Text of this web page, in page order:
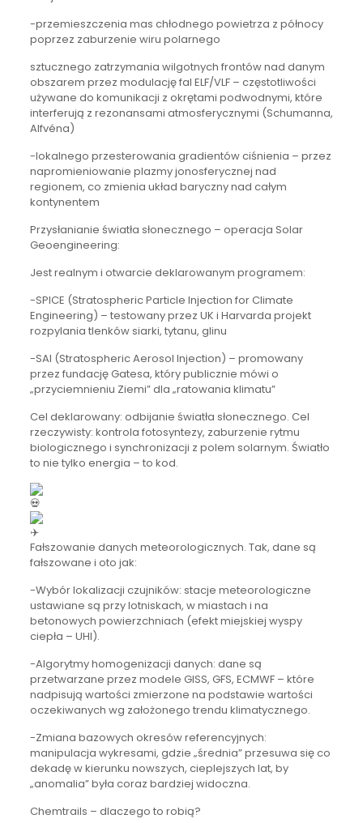
-przemieszczenia mas chłodnego powietrza z północy
poprzez zaburzenie wiru polarnego
sztucznego zatrzymania wilgotnych frontów nad danym
obszarem przez modulację fal ELF/VLF – częstotliwości
używane do komunikacji z okrętami podwodnymi, które
interferują z rezonansami atmosferycznymi (Schumanna,
Alfvéna)
-lokalnego przesterowania gradientów ciśnienia – przez
napromieniowanie plazmy jonosferycznej nad
regionem, co zmienia układ baryczny nad całym
kontynentem
Przysłanianie światła słonecznego – operacja Solar
Geoengineering:
Jest realnym i otwarcie deklarowanym programem:
-SPICE (Stratospheric Particle Injection for Climate
Engineering) – testowany przez UK i Harvarda projekt
rozpylania tlenków siarki, tytanu, glinu
-SAI (Stratospheric Aerosol Injection) – promowany
przez fundację Gatesa, który publicznie mówi o
„przyciemnieniu Ziemi” dla „ratowania klimatu”
Cel deklarowany: odbijanie światła słonecznego. Cel
rzeczywisty: kontrola fotosyntezy, zaburzenie rytmu
biologicznego i synchronizacji z polem solarnym. Światło
to nie tylko energia – to kod.
Fałszowanie danych meteorologicznych. Tak, dane są
fałszowane i oto jak:
-Wybór lokalizacji czujników: stacje meteorologiczne
ustawiane są przy lotniskach, w miastach i na
betonowych powierzchniach (efekt miejskiej wyspy
ciepła – UHI).
-Algorytmy homogenizacji danych: dane są
przetwarzane przez modele GISS, GFS, ECMWF – które
nadpisują wartości zmierzone na podstawie wartości
oczekiwanych wg założonego trendu klimatycznego.
-Zmiana bazowych okresów referencyjnych:
manipulacja wykresami, gdzie „średnia” przesuwa się co
dekadę w kierunku nowszych, cieplejszych lat, by
„anomalia” była coraz bardziej widoczna.
Chemtrails – dlaczego to robią?